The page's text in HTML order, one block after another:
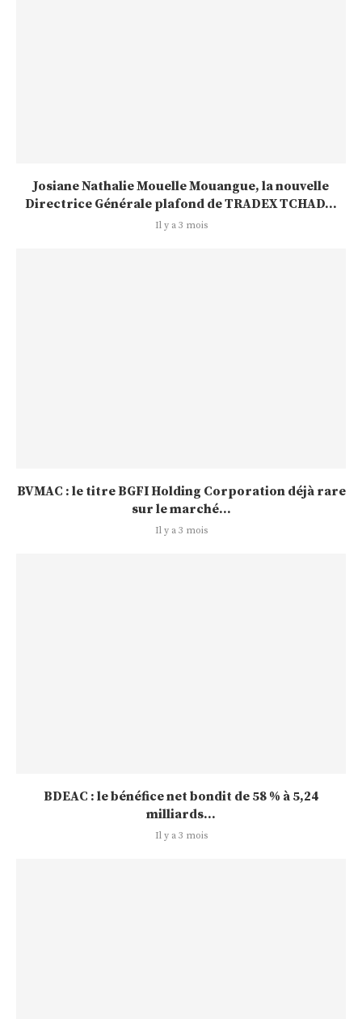
Josiane Nathalie Mouelle Mouangue, la nouvelle
Directrice Générale plafond de TRADEX TCHAD...
Il y a 3 mois
BVMAC : le titre BGFI Holding Corporation déjà rare
sur le marché...
Il y a 3 mois
BDEAC : le bénéfice net bondit de 58 % à 5,24
milliards...
Il y a 3 mois